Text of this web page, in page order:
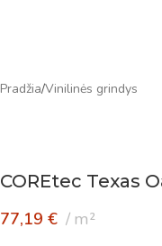
Pradžia/Vinilinės grindys
COREtec Texas
77,19 € m²